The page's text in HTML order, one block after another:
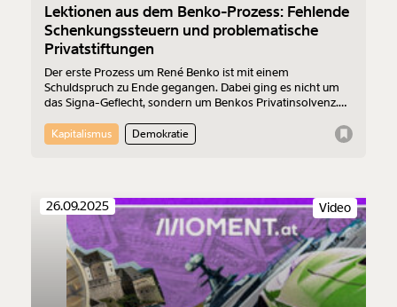
Lektionen aus dem Benko-Prozess: Fehlende
Schenkungssteuern und problematische
Privatstiftungen
Der erste Prozess um René Benko ist mit einem
Schuldspruch zu Ende gegangen. Dabei ging es nicht um
das Signa-Geflecht, sondern um Benkos Privatinsolvenz.
hat, wie Benko als Geschäftsmann vorgegangen ist.
Kapitalismus Demokratie
Video
26.09.2025